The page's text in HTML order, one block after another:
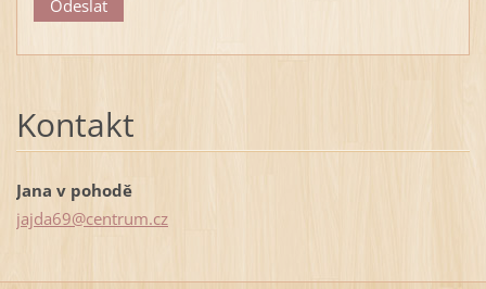
Kontakt
Jana v pohodě
jajda69@centrum.cz